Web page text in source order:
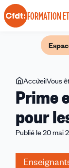
Panneau de gestion
FORMATION
Vous
êtes
ici
AccueilVous
Prime
pour
Publié le 20 mai